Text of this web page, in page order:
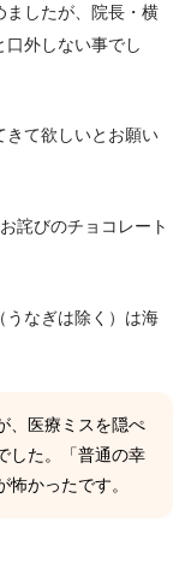
ましたが、院長・横
外しない事でし
きて欲しいとお願い
詫びのチョコレート
うなぎは除く）は海
、医療ミスを隠ぺ
した。「普通の幸
かったです。